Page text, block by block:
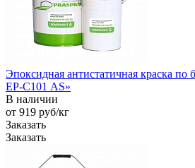
Эпоксидная антистатичная краска
EP-С101 AS»
В наличии
от 919 руб/кг
Заказать
Заказать